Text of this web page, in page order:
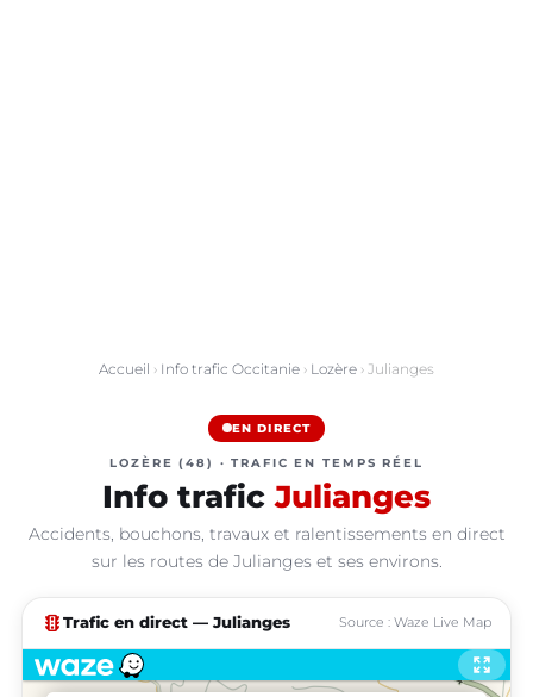
Accueil › Info trafic Occitanie › Lozère › Julianges
EN DIRECT
LOZÈRE (48) · TRAFIC EN TEMPS RÉEL
Info traficJulianges
Accidents, bouchons, travaux et ralentissements en direct
sur les routes de Julianges et ses environs.
traffic Trafic en direct — Julianges Source : Waze Live Map